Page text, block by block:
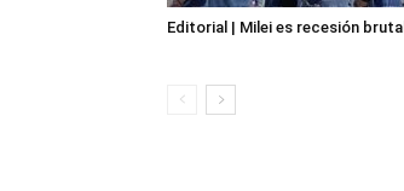
Editorial | Milei es recesión brutal